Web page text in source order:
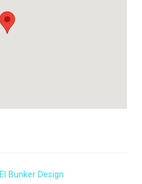
El Bunker Design